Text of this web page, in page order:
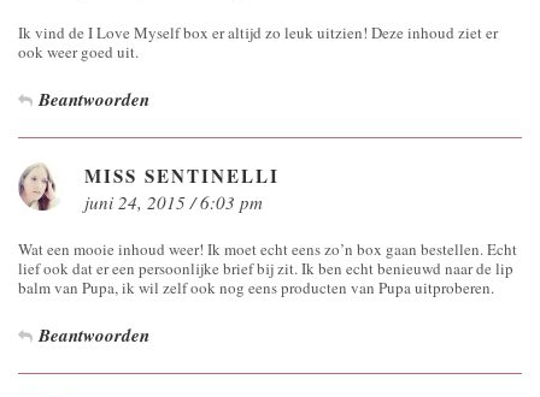
Ik vind de I Love Myself box er altijd zo leuk uitzien! Deze inhoud ziet er
ook weer goed uit.
Beantwoorden
MISS SENTINELLI
juni 24, 2015 / 6:03 pm
Wat een mooie inhoud weer! Ik moet echt eens zo’n box gaan bestellen. Echt
lief ook dat er een persoonlijke brief bij zit. Ik ben echt benieuwd naar de lip
balm van Pupa, ik wil zelf ook nog eens producten van Pupa uitproberen.
Beantwoorden